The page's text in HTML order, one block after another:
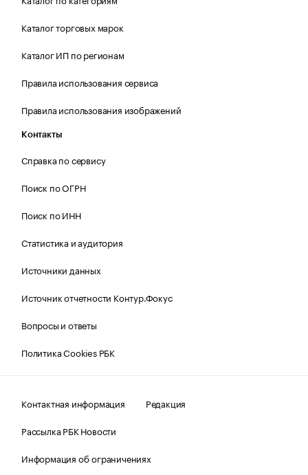
Каталог торговых марок
Каталог ИП по регионам
Правила использования сервиса
Правила использования изображений
Контакты
Справка по сервису
Поиск по ОГРН
Поиск по ИНН
Статистика и аудитория
Источники данных
Источник отчетности Контур.Фокус
Вопросы и ответы
Политика Cookies РБК
Контактная информация
Редакция
Рассылка РБК Новости
Информация об ограничениях